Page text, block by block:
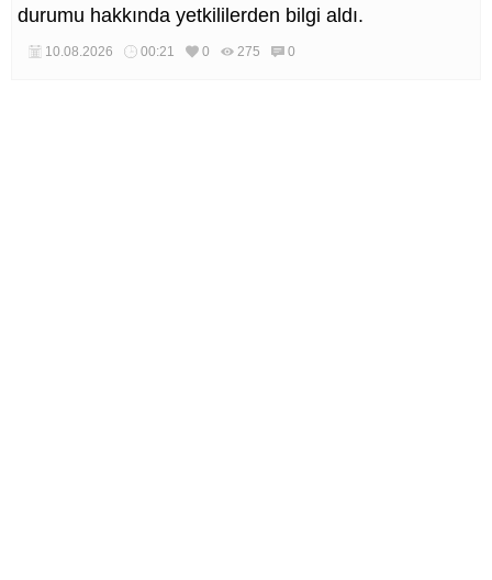
durumu hakkında yetkililerden bilgi aldı.
10.08.2026 00:21 0 275 0